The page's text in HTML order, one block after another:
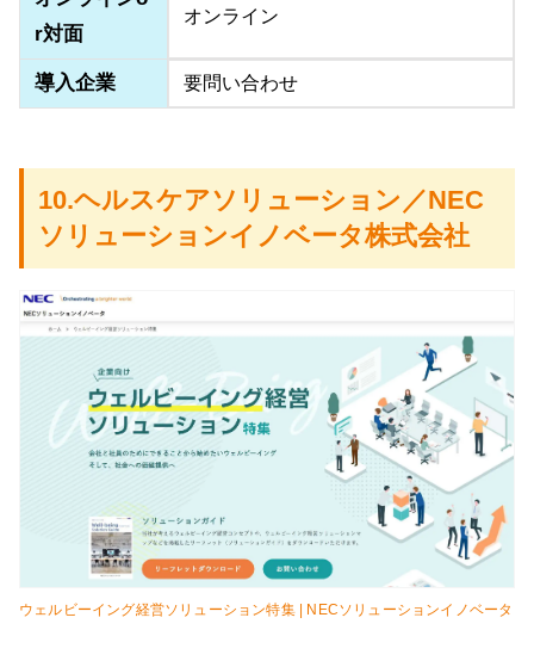
r対面
オンライン
導入企業 要問い合わせ
10.ヘルスケアソリューション／NEC
ソリューションイノベータ株式会社
ウェルビーイング経営ソリューション特集 | NECソリューションイノベータ